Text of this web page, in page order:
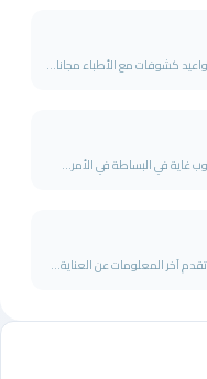
كشوفات مع الأطباء مجانا...
غاية في البساطة في الأمر...
آخر المعلومات عن العناية...